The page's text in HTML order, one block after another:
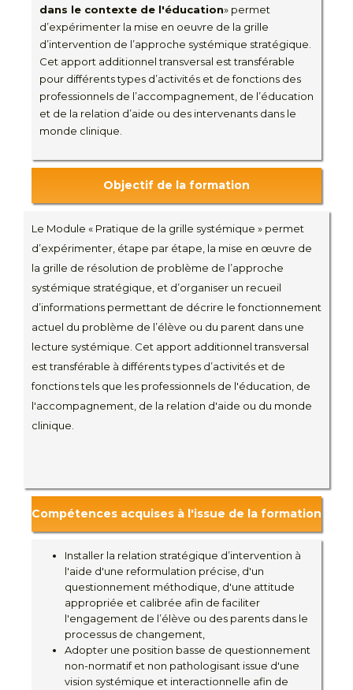
dans le contexte de l'éducation» permet
d’expérimenter la mise en oeuvre de la grille
d’intervention de l’approche systémique stratégique.
Cet apport additionnel transversal est transférable
pour différents types d’activités et de fonctions des
professionnels de l’accompagnement, de l’éducation
et de la relation d’aide ou des intervenants dans le
monde clinique.
Objectif de la formation
Le Module « Pratique de la grille systémique » permet
d’expérimenter, étape par étape, la mise en œuvre de
la grille de résolution de problème de l’approche
systémique stratégique, et d’organiser un recueil
d’informations permettant de décrire le fonctionnement
actuel du problème de l’élève ou du parent dans une
lecture systémique. Cet apport additionnel transversal
est transférable à différents types d’activités et de
fonctions tels que les professionnels de l'éducation, de
l'accompagnement, de la relation d'aide ou du monde
clinique.
Compétences acquises à l'issue de la formation
Installer la relation stratégique d’intervention à
l'aide d'une reformulation précise, d'un
questionnement méthodique, d'une attitude
appropriée et calibrée afin de faciliter
l'engagement de l’élève ou des parents dans le
processus de changement,
Adopter une position basse de questionnement
non-normatif et non pathologisant issue d'une
vision systémique et interactionnelle afin de